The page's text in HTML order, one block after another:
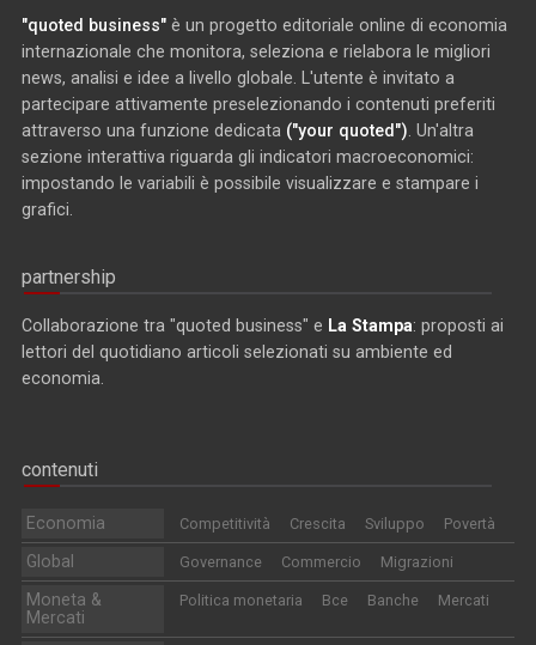
"quoted business" è un progetto editoriale online di economia
internazionale che monitora, seleziona e rielabora le migliori
news, analisi e idee a livello globale. L'utente è invitato a
partecipare attivamente preselezionando i contenuti preferiti
attraverso una funzione dedicata ("your quoted") . Un'altra
sezione interattiva riguarda gli indicatori macroeconomici:
impostando le variabili è possibile visualizzare e stampare i
grafici.
partnership
Collaborazione tra "quoted business" e La Stampa: proposti ai
lettori del quotidiano articoli selezionati su ambiente ed
economia.
contenuti
Economia Competitività Crescita Sviluppo Povertà
Global Governance Commercio Migrazioni
Moneta &
Mercati
Politica monetaria Bce Banche Mercati